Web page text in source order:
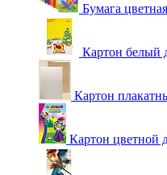
Бумага
Картон белый
Картон
Картон цветной